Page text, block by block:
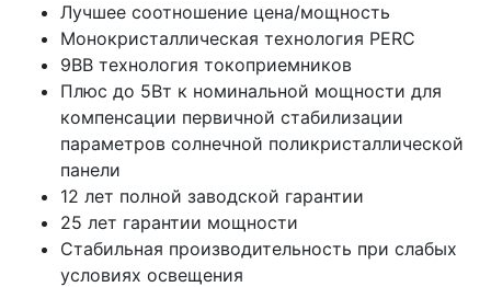
Лучшее соотношение цена/мощность
Монокристаллическая технология PERC
9BB технология токоприемников
Плюс до 5Вт к номинальной мощности для
компенсации первичной стабилизации
параметров солнечной поликристаллической
панели
12 лет полной заводской гарантии
25 лет гарантии мощности
Стабильная производительность при слабых
условиях освещения